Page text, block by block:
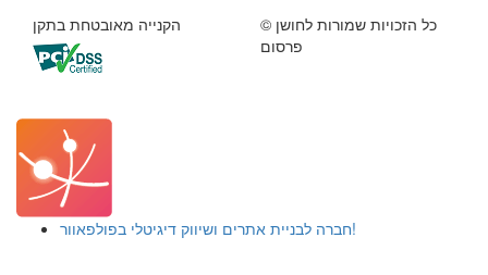
© כל הזכויות שמורות לחושן
פרסום
הקנייה מאובטחת בתקן
חברה לבניית אתרים ושיווק דיגיטלי בפולפאוור!